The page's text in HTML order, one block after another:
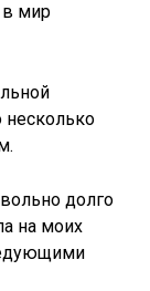
в мир
долго
на моих